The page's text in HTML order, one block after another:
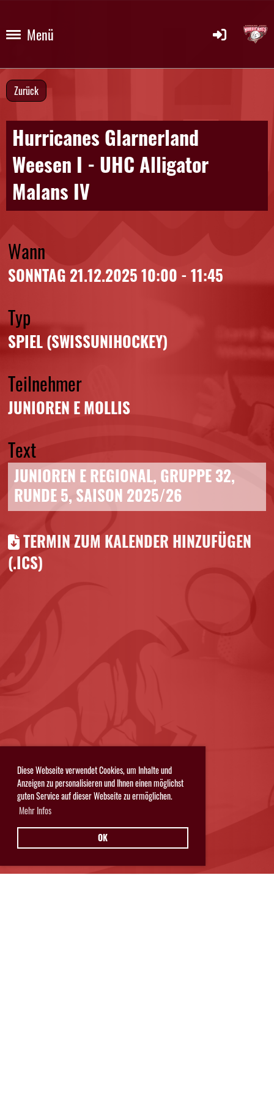
Diese Webseite verwendet Cookies, um Inhalte und
Anzeigen zu personalisieren und Ihnen einen möglichst
guten Service auf dieser Webseite zu ermöglichen.
Mehr Infos
OK
Menü
Zurück
Hurricanes Glarnerland
Weesen I - UHC Alligator
Malans IV
Wann
SONNTAG 21.12.2025 10:00 - 11:45
Typ
SPIEL (SWISSUNIHOCKEY)
Teilnehmer
JUNIOREN E MOLLIS
Text
JUNIOREN E REGIONAL, GRUPPE 32,
RUNDE 5, SAISON 2025/26
TERMIN ZUM KALENDER HINZUFÜGEN
(.ICS)